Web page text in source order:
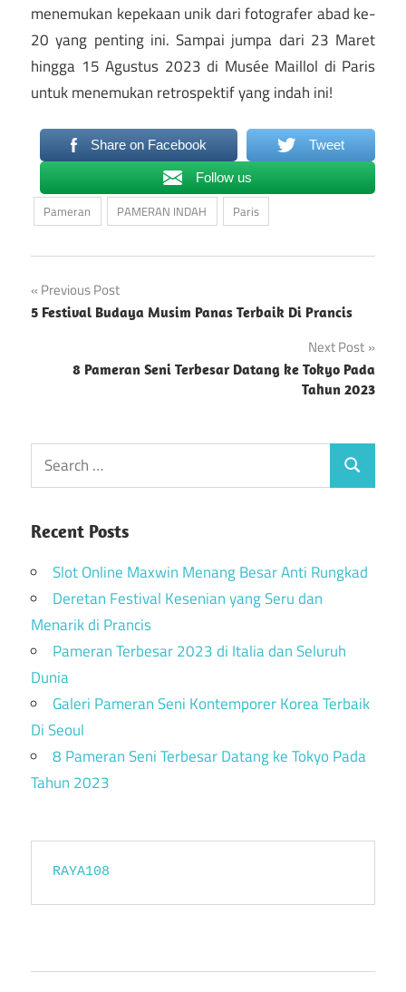
menemukan kepekaan unik dari fotografer abad ke-
20 yang penting ini. Sampai jumpa dari 23 Maret
hingga 15 Agustus 2023 di Musée Maillol di Paris
untuk menemukan retrospektif yang indah ini!
Share on Facebook Tweet
Follow us
Pameran PAMERAN INDAH Paris
Post
navigation
Previous Post
5 Festival Budaya Musim Panas Terbaik Di Prancis
Next Post
8 Pameran Seni Terbesar Datang ke Tokyo Pada
Tahun 2023
Recent Posts
Slot Online Maxwin Menang Besar Anti Rungkad
Deretan Festival Kesenian yang Seru dan
Menarik di Prancis
Pameran Terbesar 2023 di Italia dan Seluruh
Dunia
Galeri Pameran Seni Kontemporer Korea Terbaik
Di Seoul
8 Pameran Seni Terbesar Datang ke Tokyo Pada
Tahun 2023
RAYA108